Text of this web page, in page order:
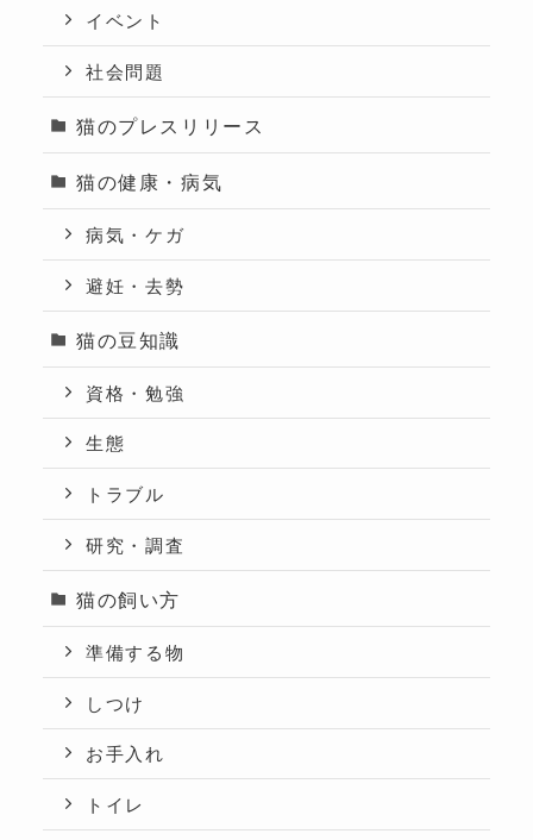
イベント
社会問題
猫のプレスリリース
猫の健康・病気
病気・ケガ
避妊・去勢
猫の豆知識
資格・勉強
生態
トラブル
研究・調査
猫の飼い方
準備する物
しつけ
お手入れ
トイレ